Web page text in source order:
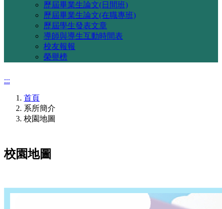
歷屆畢業生論文(日間班)
歷屆畢業生論文(在職專班)
歷屆學生發表文章
導師與導生互動時間表
校友報報
榮譽榜
:::
首頁
系所簡介
校園地圖
校園地圖